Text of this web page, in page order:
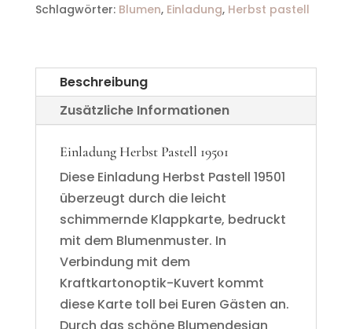
Schlagwörter: Blumen, Einladung, Herbst pastell
Beschreibung
Zusätzliche Informationen
Einladung Herbst Pastell 19501
Diese Einladung Herbst Pastell 19501
überzeugt durch die leicht
schimmernde Klappkarte, bedruckt
mit dem Blumenmuster. In
Verbindung mit dem
Kraftkartonoptik-Kuvert kommt
diese Karte toll bei Euren Gästen an.
Durch das schöne Blumendesign